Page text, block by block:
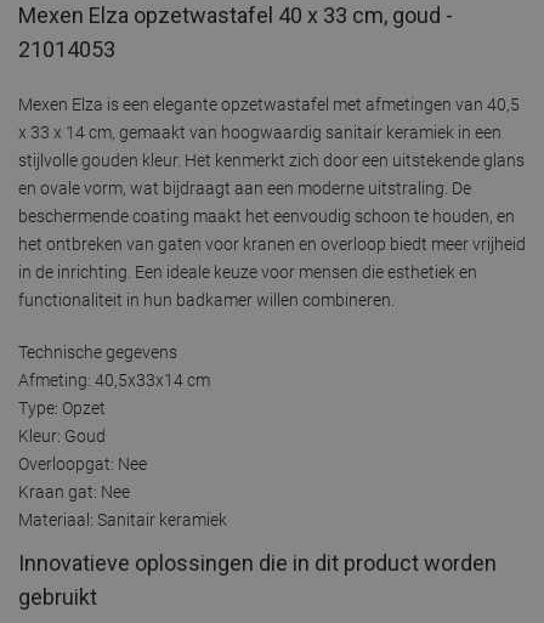
Mexen Elza opzetwastafel 40 x 33 cm, goud -
21014053
Mexen Elza is een elegante opzetwastafel met afmetingen van 40,5
x 33 x 14 cm, gemaakt van hoogwaardig sanitair keramiek in een
stijlvolle gouden kleur. Het kenmerkt zich door een uitstekende glans
en ovale vorm, wat bijdraagt aan een moderne uitstraling. De
beschermende coating maakt het eenvoudig schoon te houden, en
het ontbreken van gaten voor kranen en overloop biedt meer vrijheid
in de inrichting. Een ideale keuze voor mensen die esthetiek en
functionaliteit in hun badkamer willen combineren.
Technische gegevens
Afmeting: 40,5x33x14 cm
Type: Opzet
Kleur: Goud
Overloopgat: Nee
Kraan gat: Nee
Materiaal: Sanitair keramiek
Innovatieve oplossingen die in dit product worden
gebruikt